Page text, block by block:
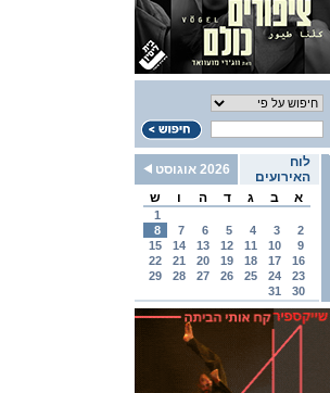
לוח
האירועים
2026 אוגוסט
א
ב ג ד ה ו ש
1
2
3
4
5
6
7
8
9
10
11
12
13
14
15
16
17
18
19
20
21
22
23
24
25
26
27
28
29
30
31